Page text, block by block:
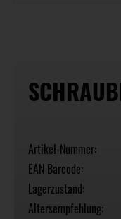
Artikel-Nummer:
EAN Barcode:
Lagerzustand:
Altersempfehlung: